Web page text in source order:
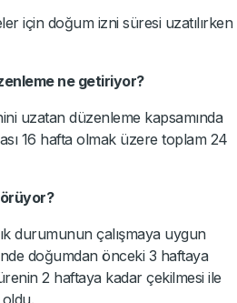
için doğum izni süresi uzatılırken
ne getiriyor?
uzatan düzenleme kapsamında
16 hafta olmak üzere toplam 24
durumunun çalışmaya uygun
doğumdan önceki 3 haftaya
2 haftaya kadar çekilmesi ile